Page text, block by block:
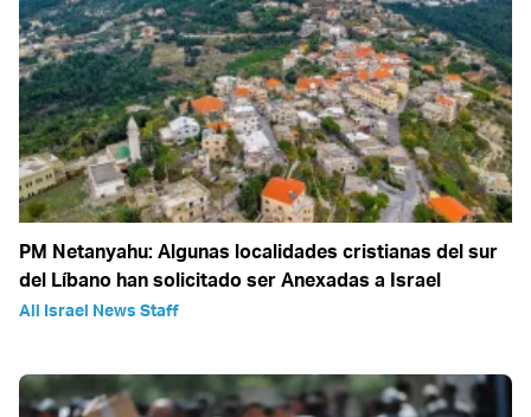
PM Netanyahu: Algunas localidades cristianas del sur
del Líbano han solicitado ser Anexadas a Israel
All Israel News Staff